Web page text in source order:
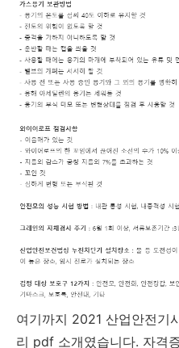
여기까지 2021 산업안전기
리 pdf 소개였습니다. 자격